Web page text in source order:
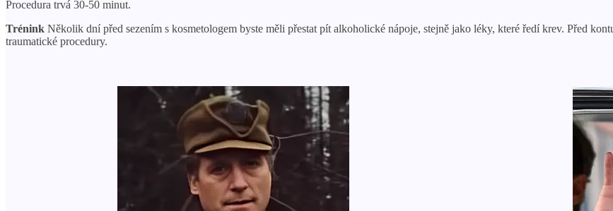
Procedura trvá 30-50 minut.
Trénink Několik dní před sezením s kosmetologem byste měli přestat pít alkoholické nápoje, stejně jako léky, které ředí krev. Před
traumatické procedury.